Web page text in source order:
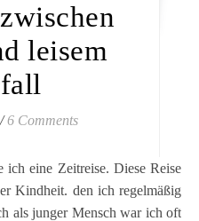
leisem
/ 6 Comments
Kindheit. den ich regelmäßig
als junger Mensch war ich oft